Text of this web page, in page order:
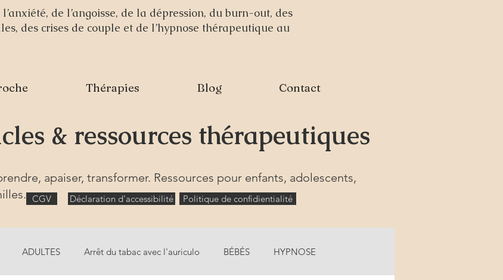
de l’angoisse, de la dépression, du burn-out, des
des crises de couple et de l’hypnose thérapeutique au
Thérapies Blog Contact
& ressources thérapeutiques
apaiser, transformer. Ressources pour enfants, adolescents,
ADULTES Arrêt du tabac avec l'auriculo BÉBÉS HYPNOSE
CGV Déclaration d'accessibilité Politique de confidientialité